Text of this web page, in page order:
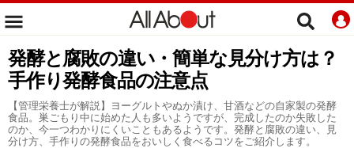
発酵と腐敗の違い・簡単な見分け方は？
手作り発酵食品の注意点
【管理栄養士が解説】ヨーグルトやぬか漬け、甘酒などの自家製の発酵
食品。巣ごもり中に始めた人も多いようですが、完成したのか失敗した
のか、今一つわかりにくいこともあるようです。発酵と腐敗の違い、見
分け方、手作りの発酵食品をおいしく食べるコツをご紹介します。